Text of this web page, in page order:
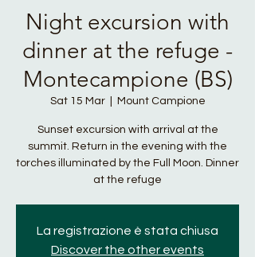
Night excursion with
dinner at the refuge -
Montecampione (BS)
Sat 15 Mar
  |
Mount Campione
Sunset excursion with arrival at the
summit. Return in the evening with the
torches illuminated by the Full Moon. Dinner
at the refuge
La registrazione è stata chiusa
Discover the other events